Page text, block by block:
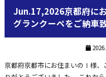
Jun.17,2026京都府に
グランクーペをご納車
京都府京都市にお住まいのⅠ様、